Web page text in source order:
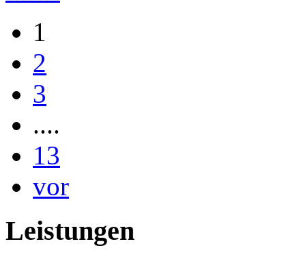
1
2
3
....
13
vor
Leistungen